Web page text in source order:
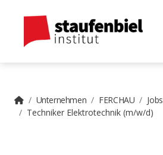
Unternehmen FERCHAU
Jobs
Techniker Elektrotechnik (m/w/d)